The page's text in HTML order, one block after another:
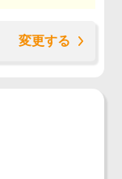
変更する